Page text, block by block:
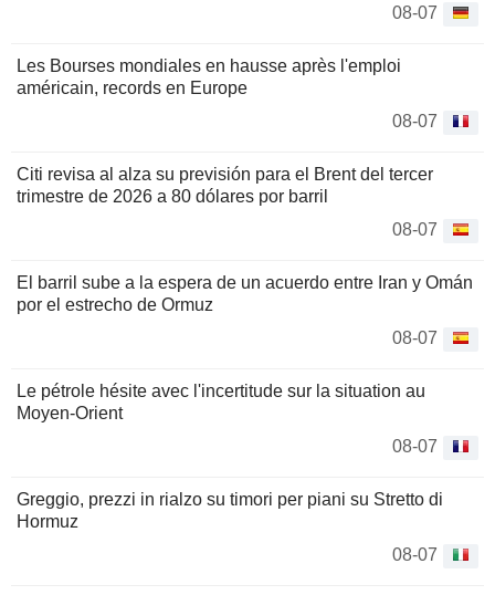
08-07
Les Bourses mondiales en hausse après l'emploi
américain, records en Europe
08-07
Citi revisa al alza su previsión para el Brent del tercer
trimestre de 2026 a 80 dólares por barril
08-07
El barril sube a la espera de un acuerdo entre Iran y Omán
por el estrecho de Ormuz
08-07
Le pétrole hésite avec l'incertitude sur la situation au
Moyen-Orient
08-07
Greggio, prezzi in rialzo su timori per piani su Stretto di
Hormuz
08-07